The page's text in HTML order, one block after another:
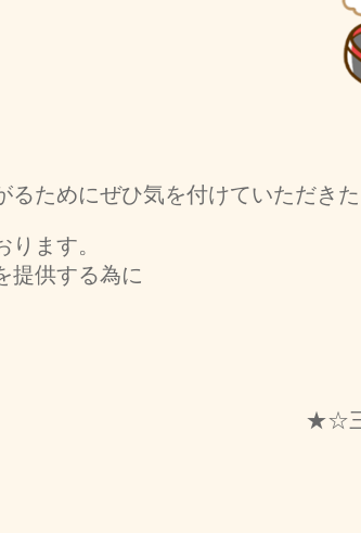
ためにぜひ気を付けていただき
ます。
提供する為に
★☆